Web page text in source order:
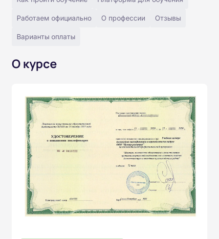
Работаем официально О профессии Отзывы
Варианты оплаты
О курсе